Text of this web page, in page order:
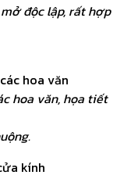
độc lập, rất hợp
hoa văn, họa tiết